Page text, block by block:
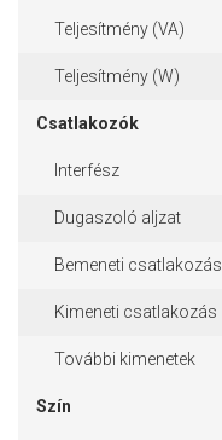
Teljesítmény (VA)
Teljesítmény (W)
Csatlakozók
Interfész
Dugaszoló aljzat
Bemeneti csatlakozás
Kimeneti csatlakozás
További kimenetek
Szín